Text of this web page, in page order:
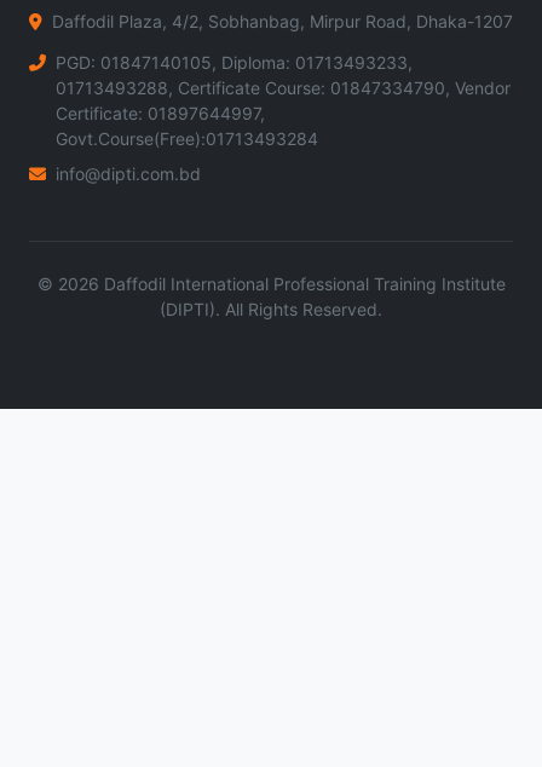
Daffodil Plaza, 4/2, Sobhanbag, Mirpur Road, Dhaka-1207
PGD: 01847140105, Diploma: 01713493233,
01713493288, Certificate Course: 01847334790, Vendor
Certificate: 01897644997,
Govt.Course(Free):01713493284
info@dipti.com.bd
© 2026 Daffodil International Professional Training Institute
(DIPTI). All Rights Reserved.